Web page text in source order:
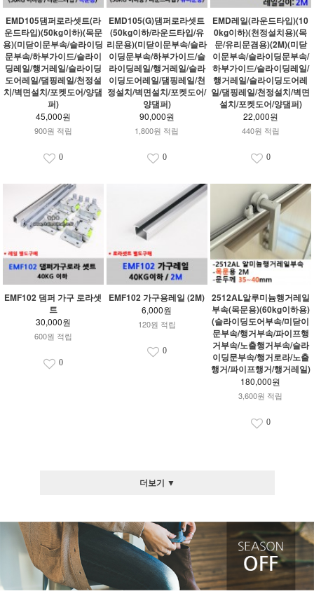
EMD105댐퍼로라셋트(라
운드타입)(50kg이하)(목문
용)(미닫이문부속/슬라이딩
문부속/하부가이드/슬라이
딩레일/행거레일/슬라이딩
도어레일/댐핑레일/천정설
치/벽면설치/포켓도어/양댐
퍼)
45,000원
900원 적립
0
EMD105(G)댐퍼로라셋트
(50kg이하/라운드타입/유
리문용)(미닫이문부속/슬라
이딩문부속/하부가이드/슬
라이딩레일/행거레일/슬라
이딩도어레일/댐핑레일/천
정설치/벽면설치/포켓도어/
양댐퍼)
90,000원
1,800원 적립
0
EMD레일(라운드타입)(10
0kg이하)(천정설치용)(목
문/유리문겸용)(2M)(미닫
이문부속/슬라이딩문부속/
하부가이드/슬라이딩레일/
행거레일/슬라이딩도어레
일/댐핑레일/천정설치/벽면
설치/포켓도어/양댐퍼)
22,000원
440원 적립
0
EMF102 댐퍼 가구 로라셋
트
30,000원
600원 적립
0
EMF102 가구용레일 (2M)
6,000원
120원 적립
0
2512AL알루미늄행거레일
부속(목문용)(60kg이하용)
(슬라이딩도어부속/미닫이
문부속/행거부속/파이프행
거부속/노출행거부속/슬라
이딩문부속/행거로라/노출
행거/파이프행거/행거레일)
180,000원
3,600원 적립
0
더보기 ▼